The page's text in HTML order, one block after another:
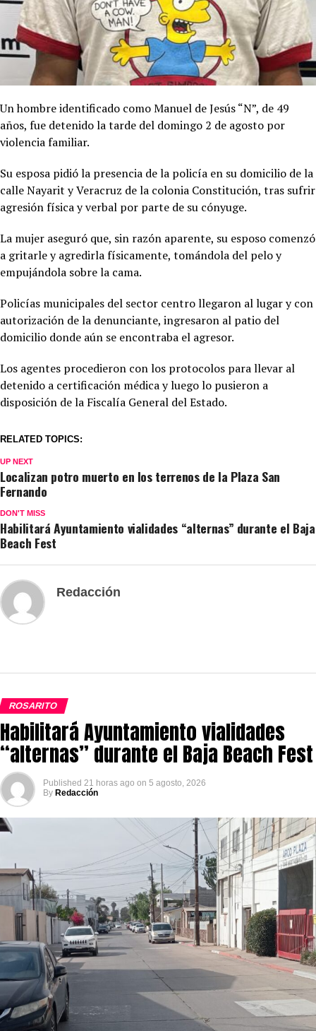
Un hombre identificado como Manuel de Jesús “N”, de 49
años, fue detenido la tarde del domingo 2 de agosto por
violencia familiar.
Su esposa pidió la presencia de la policía en su domicilio de la
calle Nayarit y Veracruz de la colonia Constitución, tras sufrir
agresión física y verbal por parte de su cónyuge.
La mujer aseguró que, sin razón aparente, su esposo comenzó
a gritarle y agredirla físicamente, tomándola del pelo y
empujándola sobre la cama.
Policías municipales del sector centro llegaron al lugar y con
autorización de la denunciante, ingresaron al patio del
domicilio donde aún se encontraba el agresor.
Los agentes procedieron con los protocolos para llevar al
detenido a certificación médica y luego lo pusieron a
disposición de la Fiscalía General del Estado.
RELATED TOPICS:
UP NEXT
Localizan potro muerto en los terrenos de la Plaza San
Fernando
DON'T MISS
Habilitará Ayuntamiento vialidades “alternas” durante el Baja
Beach Fest
Redacción
ROSARITO
Habilitará Ayuntamiento vialidades
“alternas” durante el Baja Beach Fest
Published 21 horas ago on 5 agosto, 2026
By Redacción